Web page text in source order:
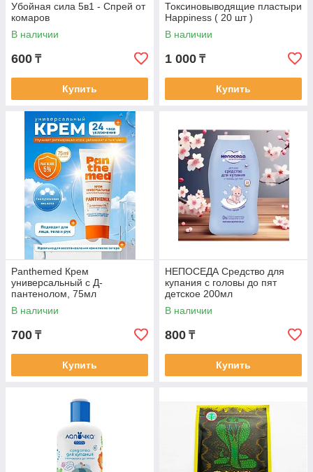
Убойная сила 5в1 - Спрей от
комаров
В наличии
600 ₸
Купить
Токсиновыводящие пластыри
Happiness ( 20 шт )
В наличии
1 000 ₸
Купить
Panthemed Крем
универсальный с Д-
пантенолом, 75мл
В наличии
700 ₸
Купить
НЕПОСЕДА Средство для
купания с головы до пят
детское 200мл
В наличии
800 ₸
Купить